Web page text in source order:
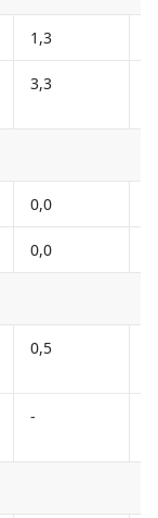
1,3
3,3
0,0
0,0
0,5
-